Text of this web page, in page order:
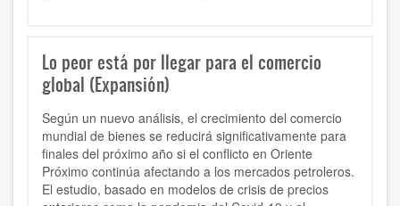
Lo peor está por llegar para el comercio
global (Expansión)
Según un nuevo análisis, el crecimiento del comercio
mundial de bienes se reducirá significativamente para
finales del próximo año si el conflicto en Oriente
Próximo continúa afectando a los mercados petroleros.
El estudio, basado en modelos de crisis de precios